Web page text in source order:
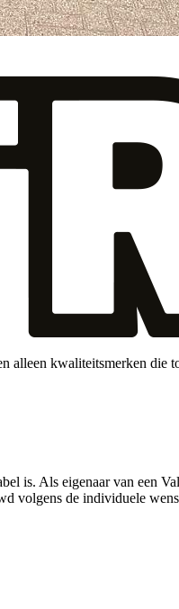
alleen kwaliteitsmerken die
is. Als eigenaar van een
volgens de individuele